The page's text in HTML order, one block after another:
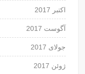
اکتبر 2017
آگوست 2017
جولای 2017
ژوئن 2017